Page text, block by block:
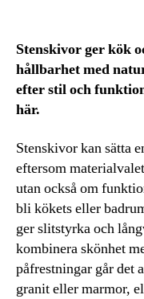
Stenskivor ger kök
hållbarhet med
efter stil och
här.
Stenskivor kan sätta
eftersom
utan också om
bli kökets eller
ger slitstyrka och
kombinera skönhet
påfrestningar går det
granit eller marmor,